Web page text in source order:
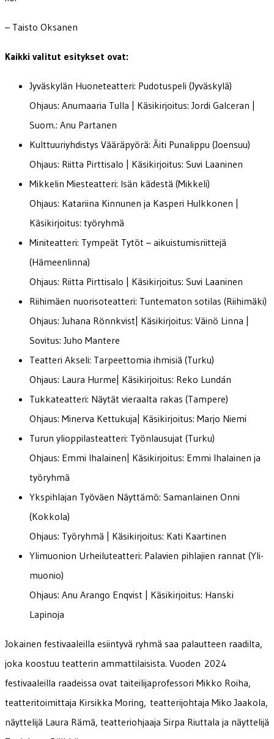
– Taisto Oksanen
Kaikki valitut esitykset ovat:
Jyväskylän Huoneteatteri: Pudotuspeli (Jyväskylä)
Ohjaus: Anumaaria Tulla | Käsikirjoitus: Jordi Galceran |
Suom.: Anu Partanen
Kulttuuriyhdistys Vääräpyörä: Äiti Punalippu (Joensuu)
Ohjaus: Riitta Pirttisalo | Käsikirjoitus: Suvi Laaninen
Mikkelin Miesteatteri: Isän kädestä (Mikkeli)
Ohjaus: Katariina Kinnunen ja Kasperi Hulkkonen |
Käsikirjoitus: työryhmä
Miniteatteri: Tympeät Tytöt – aikuistumisriittejä
(Hämeenlinna)
Ohjaus: Riitta Pirttisalo | Käsikirjoitus: Suvi Laaninen
Riihimäen nuorisoteatteri: Tuntematon sotilas (Riihimäki)
Ohjaus: Juhana Rönnkvist| Käsikirjoitus: Väinö Linna |
Sovitus: Juho Mantere
Teatteri Akseli: Tarpeettomia ihmisiä (Turku)
Ohjaus: Laura Hurme| Käsikirjoitus: Reko Lundán
Tukkateatteri: Näytät vieraalta rakas (Tampere)
Ohjaus: Minerva Kettukuja| Käsikirjoitus: Marjo Niemi
Turun ylioppilasteatteri: Työnlausujat (Turku)
Ohjaus: Emmi Ihalainen| Käsikirjoitus: Emmi Ihalainen ja
työryhmä
Ykspihlajan Työväen Näyttämö: Samanlainen Onni
(Kokkola)
Ohjaus: Työryhmä | Käsikirjoitus: Kati Kaartinen
Ylimuonion Urheiluteatteri: Palavien pihlajien rannat (Yli-
muonio)
Ohjaus: Anu Arango Enqvist | Käsikirjoitus: Hanski
Lapinoja
Jokainen festivaaleilla esiintyvä ryhmä saa palautteen raadilta,
joka koostuu teatterin ammattilaisista. Vuoden 2024
festivaaleilla raadeissa ovat taiteilijaprofessori Mikko Roiha,
teatteritoimittaja Kirsikka Moring, teatterijohtaja Miko Jaakola,
näyttelijä Laura Rämä, teatteriohjaaja Sirpa Riuttala ja näyttelijä